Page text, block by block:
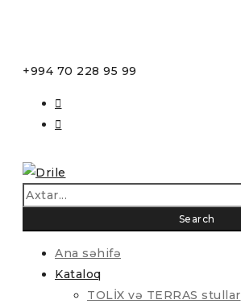
+994 70 228 95 99
Ana səhifə
Kataloq
TOLİX və TERRAS stullar